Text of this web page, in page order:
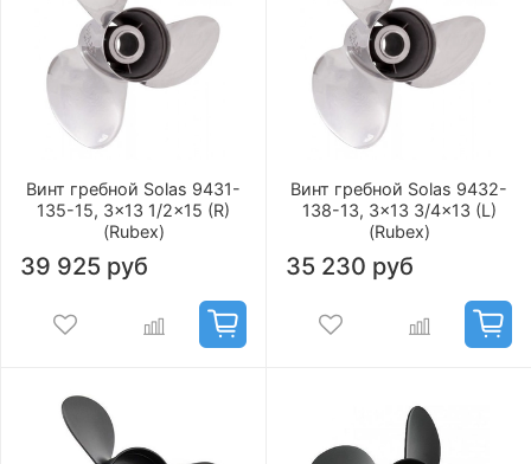
Винт гребной Solas 9431-
135-15, 3x13 1/2x15 (R)
(Rubex)
39 925 руб
Винт гребной Solas 9432-
138-13, 3x13 3/4x13 (L)
(Rubex)
35 230 руб